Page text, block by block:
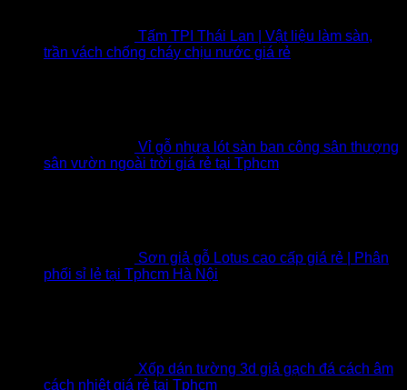
Tấm TPI Thái Lan | Vật liệu làm sàn,
trần vách chống cháy chịu nước giá rẻ
Vỉ gỗ nhựa lót sàn ban công sân thượng
sân vườn ngoài trời giá rẻ tại Tphcm
Sơn giả gỗ Lotus cao cấp giá rẻ | Phân
phối sỉ lẻ tại Tphcm Hà Nội
Xốp dán tường 3d giả gạch đá cách âm
cách nhiệt giá rẻ tại Tphcm